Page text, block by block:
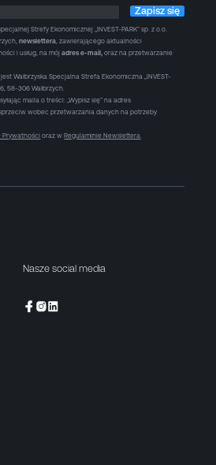
Zapisz się
Strefy Ekonomicznej „INVEST-PARK” sp. z o.o.
newslettera, zawierającego aktualności
i usług, na mójadres e-mail,oraz na przetwarzanie
Wałbrzyska Specjalna Strefa Ekonomiczna „INVEST-
58-306 Wałbrzych.
maila o treści: „Wypisz się” na adres
wobec przetwarzania danych na potrzeby
Prywatności oraz wRegulaminie Newslettera.
Nasze social media